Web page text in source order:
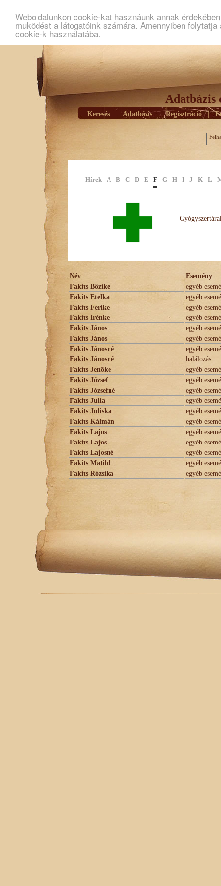
Weboldalunkon cookie-kat hasznáunk annak
muködést a látogatóink számára. Amennyiben
cookie-k használatába.
Adatbázis
Keresés Adatbázis | Regisztráció |
Hírek A B C D E F G H I J K L
Név
Esemény
Fakits Bözike
egyéb
Fakits Etelka
egyéb
Fakits Ferike
egyéb
Fakits Irénke
egyéb
Fakits János
egyéb
Fakits János
egyéb
Fakits Jánosné
egyéb
Fakits Jánosné
halálozás
Fakits Jenõke
egyéb
Fakits József
egyéb
Fakits Józsefné
egyéb
Fakits Julia
egyéb
Fakits Juliska
egyéb
Fakits Kálmán
egyéb
Fakits Lajos
egyéb
Fakits Lajos
egyéb
Fakits Lajosné
egyéb
Fakits Matild
egyéb
Fakits Rózsika
egyéb